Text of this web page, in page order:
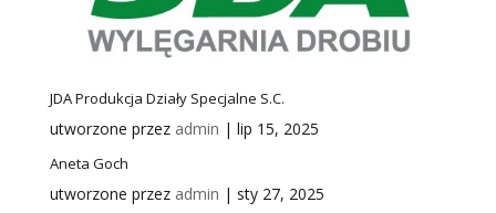
JDA Produkcja Działy Specjalne S.C.
utworzone przez admin | lip 15, 2025
Aneta Goch
utworzone przez admin | sty 27, 2025